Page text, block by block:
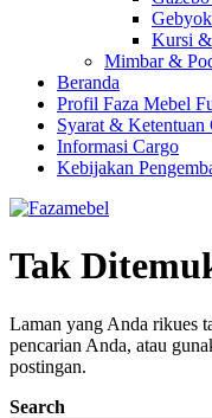
Kursi &
Mimbar &
Beranda
Profil Faza Mebel
Syarat & Ketentuan
Informasi Cargo
Kebijakan
Tak
Laman yang Anda rikues
pencarian Anda, atau
postingan.
Search